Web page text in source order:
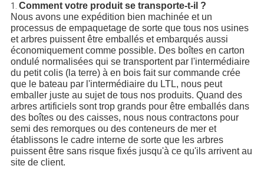
1. Comment votre produit se transporte-t-il ?
Nous avons une expédition bien machinée et un
processus de empaquetage de sorte que tous nos usines
et arbres puissent être emballés et embarqués aussi
économiquement comme possible. Des boîtes en carton
ondulé normalisées qui se transportent par l'intermédiaire
du petit colis (la terre) à en bois fait sur commande crée
que le bateau par l'intermédiaire du LTL, nous peut
emballer juste au sujet de tous nos produits. Quand des
arbres artificiels sont trop grands pour être emballés dans
des boîtes ou des caisses, nous nous contractons pour
semi des remorques ou des conteneurs de mer et
établissons le cadre interne de sorte que les arbres
puissent être sans risque fixés jusqu'à ce qu'ils arrivent au
site de client.